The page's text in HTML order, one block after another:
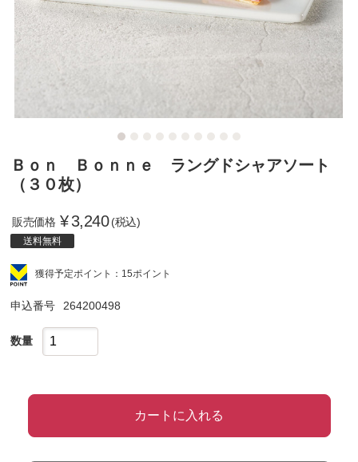
Ｂｏｎ Ｂｏｎｎｅ ラングドシャアソート
（３０枚）
販売価格 ¥3,240 (税込)
送料無料
獲得予定ポイント：15ポイント
申込番号 264200498
数量
カートに入れる